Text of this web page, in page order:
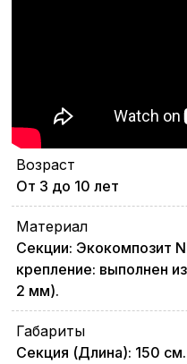
Возраст
От 3 до 10 лет
Материал
Секции: Экокомпозит
крепление: выполнен
2 мм).
Габариты
Секция (Длина): 150